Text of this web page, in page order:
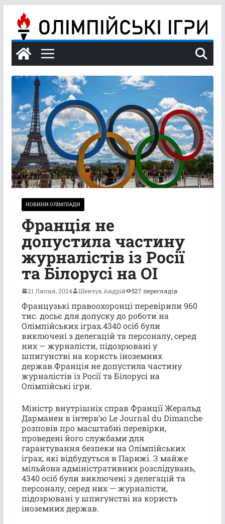
вмісту
НОВИНИ ОЛІМПІАДИ
Франція не
допустила частину
журналістів із Росії
та Білорусі на ОІ
21 Липня, 2024 Шевчук Андрій 527 переглядів
Французькі правоохоронці перевірили 960
тис. досьє для допуску до роботи на
Олімпійських іграх.4340 осіб були
виключені з делегацій та персоналу, серед
них — журналісти, підозрювані у
шпигунстві на користь іноземних
держав.Франція не допустила частину
журналістів із Росії та Білорусі на
Олімпійські ігри.
Міністр внутрішніх справ Франції Жеральд
Дарманен в інтерв’ю Le Journal du Dimanche
розповів про масштабні перевірки,
проведені його службами для
гарантування безпеки на Олімпійських
іграх, які відбудуться в Парижі. З майже
мільйона адміністративних розслідувань,
4340 осіб були виключені з делегацій та
персоналу, серед них — журналісти,
підозрювані у шпигунстві на користь
іноземних держав.